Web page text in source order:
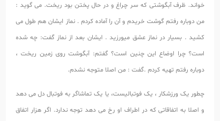
خواند. ظرف آبگوشتی که سر چراغ و در حال پختن بود ریخت. می گوید :
من دوباره رفتم گوشت خریدم و آن را آماده کردم . نماز ایشان هم طول می
کشید . بسیار در نماز عشق میورزید . ایشان بعد از نماز گفت: چه شده
است؟ چرا اوضاع این چنین است؟ گفتم: آبگوشت روی زمین ریخت ،
دوباره رفتم تهیه کردم .گفت : من اصلا متوجه نشدم.
چطور یک ورزشکار ، یک فوتبالیست، یا یک تماشاگر به فوتبال دل می دهد
و اصلا به اتفاقاتی که در اطراف او رخ می دهد توجه ندارد. اگر هزار اتفاق